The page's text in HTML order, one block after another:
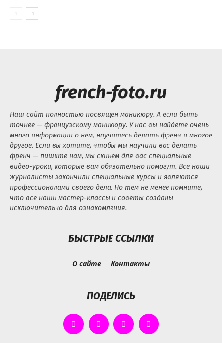
french-foto.ru
Наш сайт полностью посвящен маникюру. А если быть
точнее — французскому маникюру. У нас вы найдете очень
много информации о нем, научитесь делать френч и многое
другое. Если вы хотите, чтобы мы научили вас делать
френч — пишите нам, мы скинем для вас специальные
видео-уроки, которые вам обязательно помогут. Все наши
журналисты закончили специальные курсы и являются
профессионалами своего дела. Но тем не менее помните,
что все наши мастер-классы и советы созданы
исключительно для ознакомления.
БЫСТРЫЕ ССЫЛКИ
О сайте Контакты
ПОДЕЛИСЬ